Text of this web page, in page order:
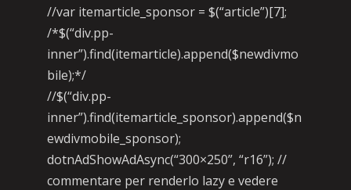
//var itemarticle_sponsor = $(“article”)[7];
/*$(“div.pp-
inner”).find(itemarticle).append($newdivmo
bile);*/
//$(“div.pp-
inner”).find(itemarticle_sponsor).append($n
ewdivmobile_sponsor);
dotnAdShowAdAsync(“300×250”, “r16”); //
commentare per renderlo lazy e vedere